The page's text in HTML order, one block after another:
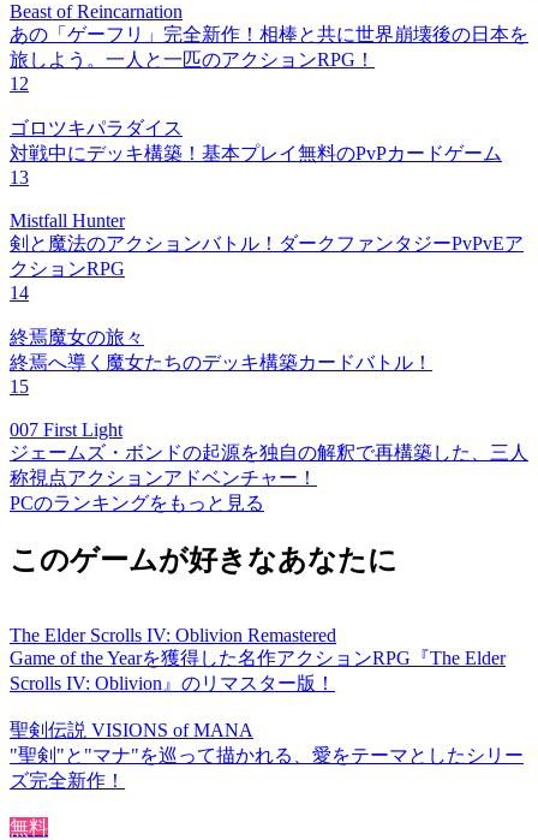
Beast of Reincarnation
あの「ゲーフリ」完全新作！相棒と共に世界崩壊後の日本を
旅しよう。一人と一匹のアクションRPG！
12
ゴロツキパラダイス
対戦中にデッキ構築！基本プレイ無料のPvPカードゲーム
13
Mistfall Hunter
剣と魔法のアクションバトル！ダークファンタジーPvPvEア
クションRPG
14
終焉魔女の旅々
終焉へ導く魔女たちのデッキ構築カードバトル！
15
007 First Light
ジェームズ・ボンドの起源を独自の解釈で再構築した、三人
称視点アクションアドベンチャー！
PCのランキングをもっと見る
このゲームが好きなあなたに
The Elder Scrolls IV: Oblivion Remastered
Game of the Yearを獲得した名作アクションRPG『The Elder
Scrolls IV: Oblivion』のリマスター版！
聖剣伝説 VISIONS of MANA
"聖剣"と"マナ"を巡って描かれる、愛をテーマとしたシリー
ズ完全新作！
無料